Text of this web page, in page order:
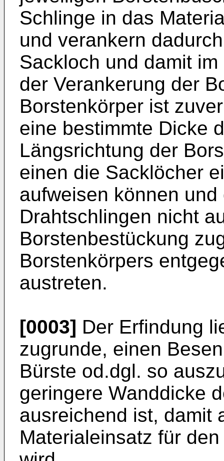
Schlinge in das
und verankern
Sackloch und damit
der Verankerung der
Borstenkörper ist
eine bestimmte Dicke
Längs­richtung der
einen die Sacklöcher
aufweisen können
Drahtschlingen nicht
Borstenbestückung
Borstenkörpers
austreten.
[0003] Der Erfindung
zugrunde, einen
Bürste od.dgl. so
geringere Wanddicke
ausreichend ist, damit
Material­einsatz für